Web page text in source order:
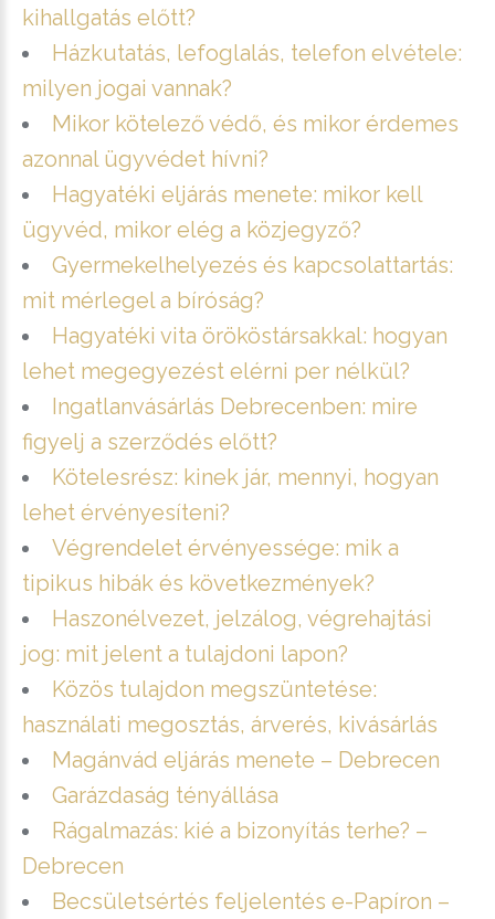
kihallgatás előtt?
Házkutatás, lefoglalás, telefon elvétele:
milyen jogai vannak?
Mikor kötelező védő, és mikor érdemes
azonnal ügyvédet hívni?
Hagyatéki eljárás menete: mikor kell
ügyvéd, mikor elég a közjegyző?
Gyermekelhelyezés és kapcsolattartás:
mit mérlegel a bíróság?
Hagyatéki vita örököstársakkal: hogyan
lehet megegyezést elérni per nélkül?
Ingatlanvásárlás Debrecenben: mire
figyelj a szerződés előtt?
Kötelesrész: kinek jár, mennyi, hogyan
lehet érvényesíteni?
Végrendelet érvényessége: mik a
tipikus hibák és következmények?
Haszonélvezet, jelzálog, végrehajtási
jog: mit jelent a tulajdoni lapon?
Közös tulajdon megszüntetése:
használati megosztás, árverés, kivásárlás
Magánvád eljárás menete – Debrecen
Garázdaság tényállása
Rágalmazás: kié a bizonyítás terhe? –
Debrecen
Becsületsértés feljelentés e-Papíron –